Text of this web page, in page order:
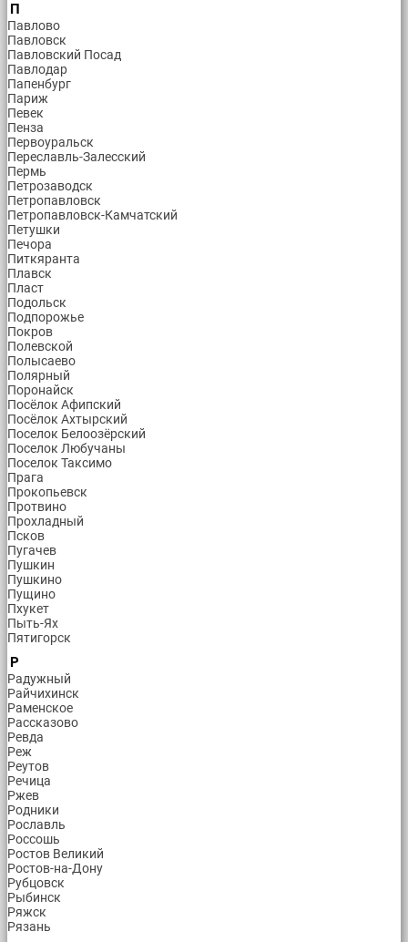
П
Павлово
Павловск
Павловский Посад
Павлодар
Папенбург
Париж
Певек
Пенза
Первоуральск
Переславль-Залесский
Пермь
Петрозаводск
Петропавловск
Петропавловск-Камчатский
Петушки
Печора
Питкяранта
Плавск
Пласт
Подольск
Подпорожье
Покров
Полевской
Полысаево
Полярный
Поронайск
Посёлок Афипский
Посёлок Ахтырский
Поселок Белоозёрский
Поселок Любучаны
Поселок Таксимо
Прага
Прокопьевск
Протвино
Прохладный
Псков
Пугачев
Пушкин
Пушкино
Пущино
Пхукет
Пыть-Ях
Пятигорск
Р
Радужный
Райчихинск
Раменское
Рассказово
Ревда
Реж
Реутов
Речица
Ржев
Родники
Рославль
Россошь
Ростов Великий
Ростов-на-Дону
Рубцовск
Рыбинск
Ряжск
Рязань